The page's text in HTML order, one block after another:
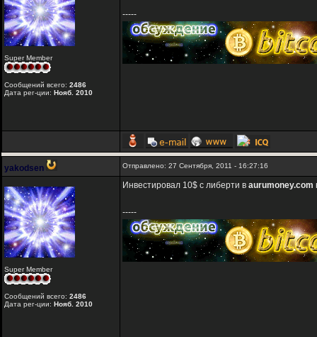
Super Member
Сообщений всего: 2486
Дата рег-ции: Нояб. 2010
-----
yakodsen Отправлено: 27 Сентября, 2011 - 16:27:16
Super Member
Сообщений всего: 2486
Дата рег-ции: Нояб. 2010
Инвестировал 10$ с либерти в aurumoney.com
-----